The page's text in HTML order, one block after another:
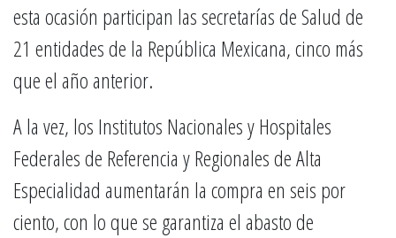
esta ocasión participan las secretarías de Salud de
21 entidades de la República Mexicana, cinco más
que el año anterior.
A la vez, los Institutos Nacionales y Hospitales
Federales de Referencia y Regionales de Alta
Especialidad aumentarán la compra en seis por
ciento, con lo que se garantiza el abasto de